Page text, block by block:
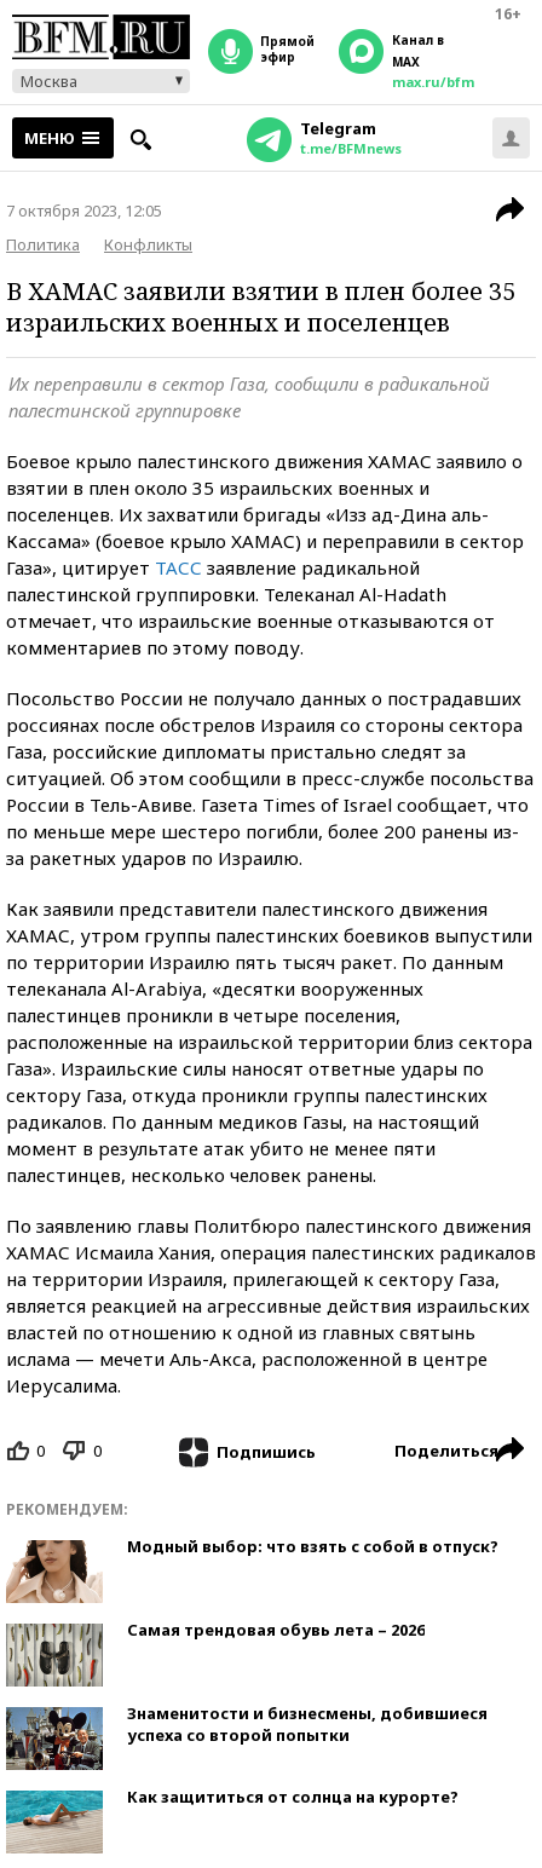
16+
Москва
прямой
эфир
Канал в
MAX
max.ru/bfm
МЕНЮ Telegram
t.me/BFMnews
7 октября 2023, 12:05
Политика
Конфликты
В ХАМАС заявили взятии в плен более 35
израильских военных и поселенцев
Их переправили в сектор Газа, сообщили в радикальной
палестинской группировке
Боевое крыло палестинского движения ХАМАС заявило о
взятии в плен около 35 израильских военных и
поселенцев. Их захватили бригады «Изз ад-Дина аль-
Кассама» (боевое крыло ХАМАС) и переправили в сектор
Газа», цитирует ТАСС заявление радикальной
палестинской группировки. Телеканал Al-Hadath
отмечает, что израильские военные отказываются от
комментариев по этому поводу.
Посольство России не получало данных о пострадавших
россиянах после обстрелов Израиля со стороны сектора
Газа, российские дипломаты пристально следят за
ситуацией. Об этом сообщили в пресс-службе посольства
России в Тель-Авиве. Газета Times of Israel сообщает, что
по меньше мере шестеро погибли, более 200 ранены из-
за ракетных ударов по Израилю.
Как заявили представители палестинского движения
ХАМАС, утром группы палестинских боевиков выпустили
по территории Израилю пять тысяч ракет. По данным
телеканала Al-Arabiya, «десятки вооруженных
палестинцев проникли в четыре поселения,
расположенные на израильской территории близ сектора
Газа». Израильские силы наносят ответные удары по
сектору Газа, откуда проникли группы палестинских
радикалов. По данным медиков Газы, на настоящий
момент в результате атак убито не менее пяти
палестинцев, несколько человек ранены.
По заявлению главы Политбюро палестинского движения
ХАМАС Исмаила Хания, операция палестинских радикалов
на территории Израиля, прилегающей к сектору Газа,
является реакцией на агрессивные действия израильских
властей по отношению к одной из главных святынь
ислама — мечети Аль-Акса, расположенной в центре
Иерусалима.
0 0 Подпишись Поделиться
РЕКОМЕНДУЕМ:
Модный выбор: что взять с собой в отпуск?
Самая трендовая обувь лета – 2026
Знаменитости и бизнесмены, добившиеся
успеха со второй попытки
Как защититься от солнца на курорте?